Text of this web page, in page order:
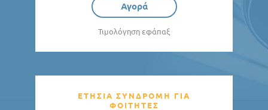
Αγορά
Τιμολόγηση εφάπαξ
ΕΤΗΣΙΑ ΣΥΝΔΡΟΜΗ ΓΙΑ
ΦΟΙΤΗΤΕΣ